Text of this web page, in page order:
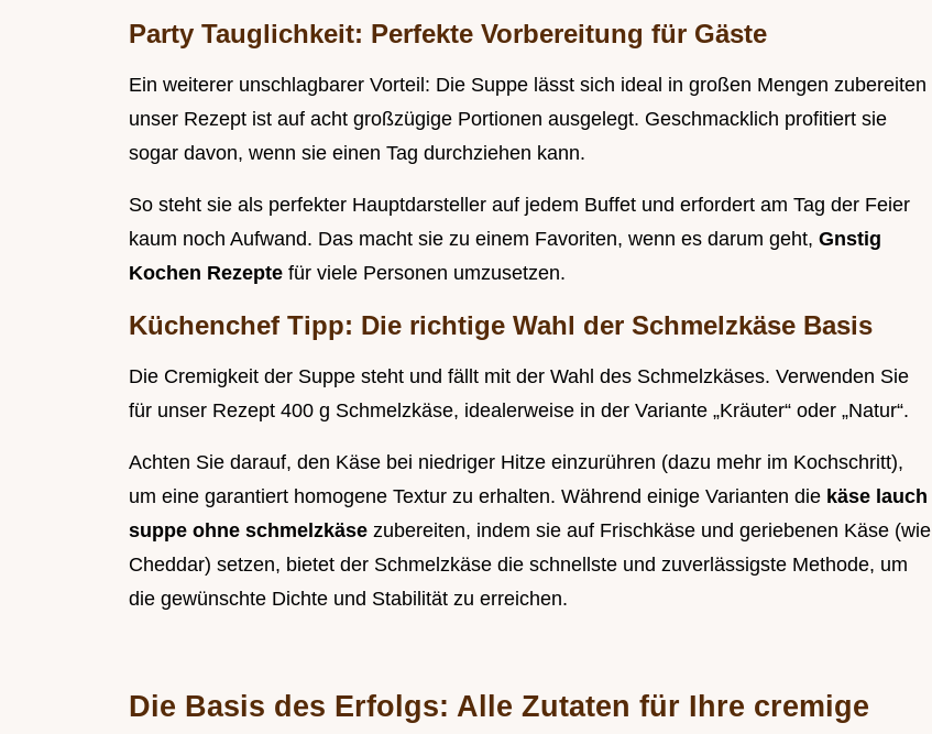
Party Tauglichkeit: Perfekte Vorbereitung für Gäste
Ein weiterer unschlagbarer Vorteil: Die Suppe lässt sich ideal in großen Mengen zubereiten
unser Rezept ist auf acht großzügige Portionen ausgelegt. Geschmacklich profitiert sie
sogar davon, wenn sie einen Tag durchziehen kann.
So steht sie als perfekter Hauptdarsteller auf jedem Buffet und erfordert am Tag der Feier
kaum noch Aufwand. Das macht sie zu einem Favoriten, wenn es darum geht, Gnstig
Kochen Rezepte für viele Personen umzusetzen.
Küchenchef Tipp: Die richtige Wahl der Schmelzkäse Basis
Die Cremigkeit der Suppe steht und fällt mit der Wahl des Schmelzkäses. Verwenden Sie
für unser Rezept 400 g Schmelzkäse, idealerweise in der Variante „Kräuter“ oder „Natur“.
Achten Sie darauf, den Käse bei niedriger Hitze einzurühren (dazu mehr im Kochschritt),
um eine garantiert homogene Textur zu erhalten. Während einige Varianten die käse lauch
suppe ohne schmelzkäse zubereiten, indem sie auf Frischkäse und geriebenen Käse (wie
Cheddar) setzen, bietet der Schmelzkäse die schnellste und zuverlässigste Methode, um
die gewünschte Dichte und Stabilität zu erreichen.
Die Basis des Erfolgs: Alle Zutaten für Ihre cremige